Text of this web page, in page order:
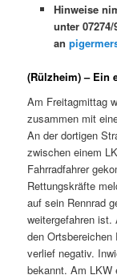
Hinweise
unter
an
(Rülzheim) – Ein
Am Freitagmittag
zusammen mit
An der dortigen
zwischen einem
Fahrradfahrer
Rettungskräfte
auf sein Rennrad
weitergefahren ist.
den Ortsbereichen
verlief negativ.
bekannt. Am LKW